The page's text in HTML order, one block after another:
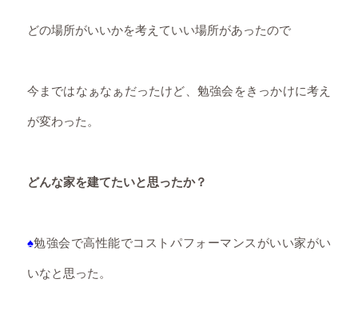
どの場所がいいかを考えていい場所があったので
今まではなぁなぁだったけど、勉強会をきっかけに考え
が変わった。
どんな家を建てたいと思ったか？
♠勉強会で高性能でコストパフォーマンスがいい家がい
いなと思った。